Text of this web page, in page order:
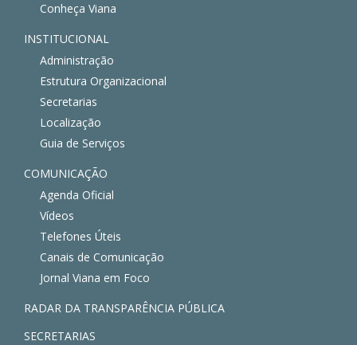
Conheça Viana
INSTITUCIONAL
Administração
Estrutura Organizacional
Secretarias
Localização
Guia de Serviços
COMUNICAÇÃO
Agenda Oficial
Vídeos
Telefones Úteis
Canais de Comunicação
Jornal Viana em Foco
RADAR DA TRANSPARÊNCIA PÚBLICA
SECRETARIAS